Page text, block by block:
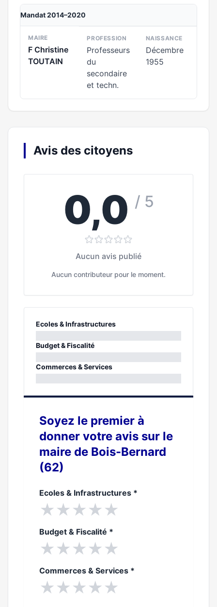
Mandat 2014–2020
MAIRE
F Christine
TOUTAIN
PROFESSION
Professeurs
du
secondaire
et techn.
NAISSANCE
Décembre
1955
Avis des citoyens
0,0 / 5
Aucun avis publié
Aucun contributeur pour le moment.
Ecoles & Infrastructures
0%
Budget & Fiscalité
0%
Commerces & Services
Soyez le premier à
donner votre avis sur le
maire de Bois-Bernard
(62)
Ecoles & Infrastructures *
★★★★★
Budget & Fiscalité *
★★★★★
Commerces & Services *
★★★★★